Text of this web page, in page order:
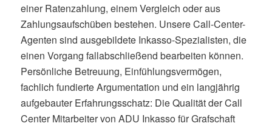
einer Ratenzahlung, einem Vergleich oder aus
Zahlungsaufschüben bestehen. Unsere Call-Center-
Agenten sind ausgebildete Inkasso-Spezialisten, die
einen Vorgang fallabschließend bearbeiten können.
Persönliche Betreuung, Einfühlungsvermögen,
fachlich fundierte Argumentation und ein langjährig
aufgebauter Erfahrungsschatz: Die Qualität der Call
Center Mitarbeiter von ADU Inkasso für Grafschaft